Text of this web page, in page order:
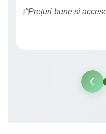
"Prețuri bune si